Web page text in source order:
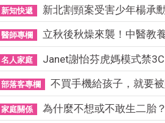
新知快遞 新北割頸案受害少年楊承
醫師專欄 立秋後秋燥來襲！中醫教
名人家庭 Janet謝怡芬虎媽模式禁3C，
部落客專欄 不買手機給孩子，就要被貼
家庭關係 為什麼不想或不敢生二胎？